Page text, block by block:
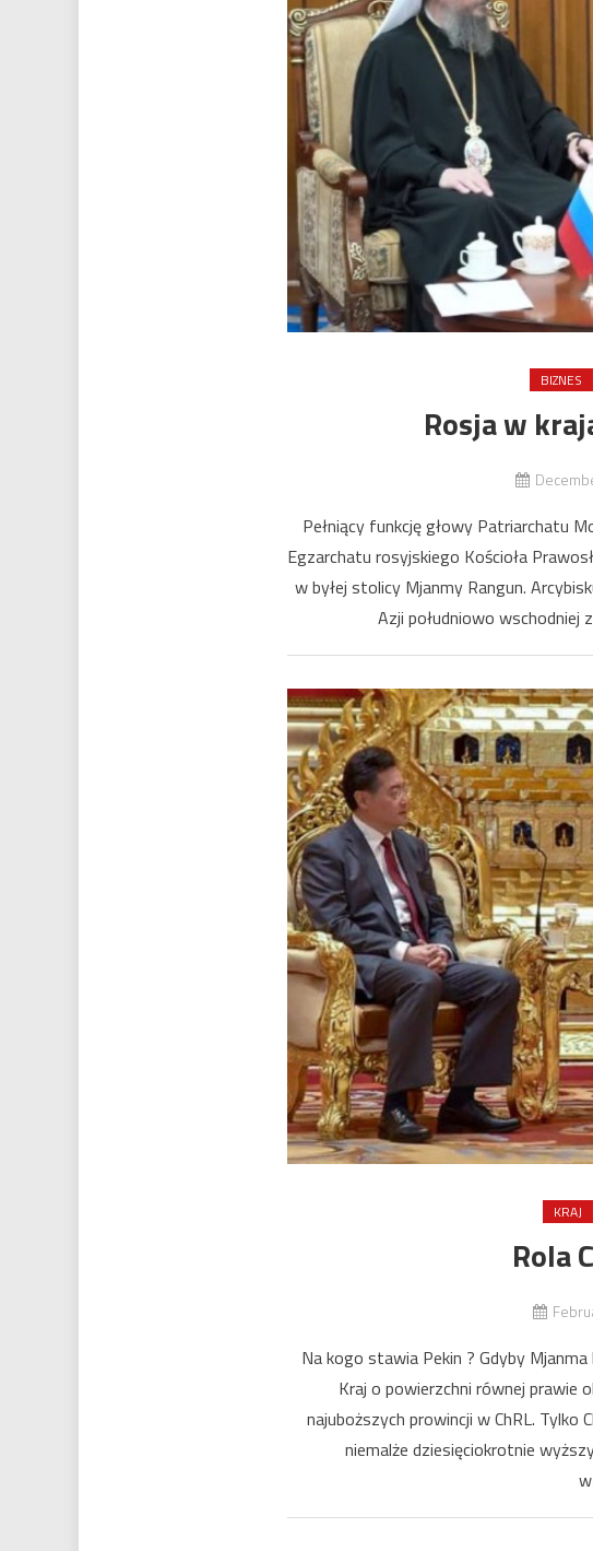
BIZNES
Rosja w
Pełniący funkcję głowy Patriarchatu
Egzarchatu rosyjskiego Kościoła
w byłej stolicy Mjanmy Rangun.
Azji południowo wschodniej
KRAJ
Rola
Na kogo stawia Pekin ? Gdyby
Kraj o powierzchni równej prawie
najuboższych prowincji w ChRL. Tylko
niemalże dziesięciokrotnie